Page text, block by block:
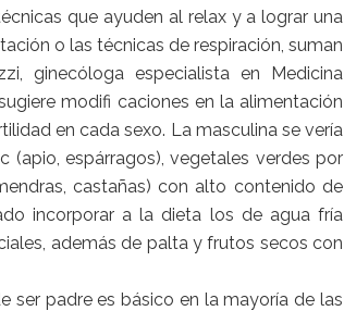
que ayuden al relax y a lograr una
o las técnicas de respiración, suman
ginecóloga especialista en Medicina
modifi caciones en la alimentación
en cada sexo. La masculina se vería
(apio, espárragos), vegetales verdes por
castañas) con alto contenido de
incorporar a la dieta los de agua fría
además de palta y frutos secos con
ser padre es básico en la mayoría de las